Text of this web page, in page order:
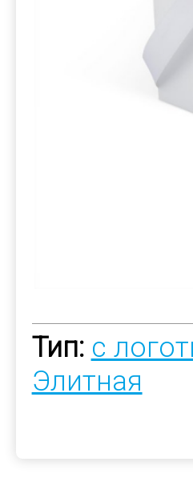
Тип: с
Элитная